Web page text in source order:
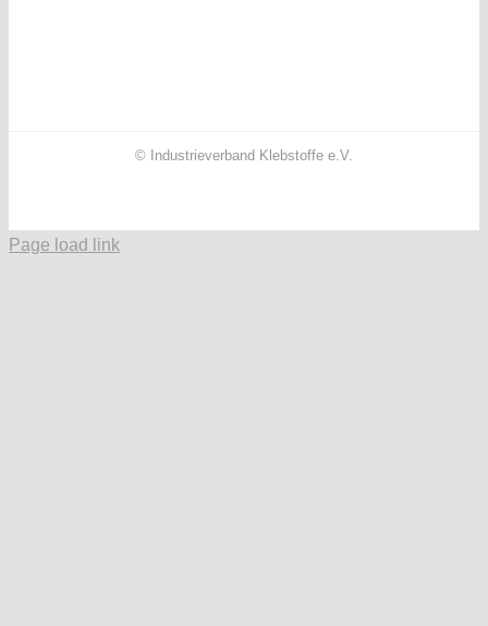
© Industrieverband Klebstoffe e.V.
Page load link